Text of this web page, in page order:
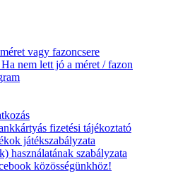
vagy fazoncsere
nem lett jó a méret / fazon
fizetési tájékoztató
játékszabályzata
használatának szabályzata
közösségünkhöz!